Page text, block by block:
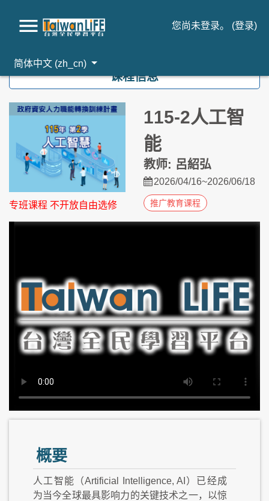
您尚未登录。 (登录)
简体中文 ‎(zh_cn)‎
课程信息
专班课程 不开放自由选修
115-2人工智
能
教师: 呂紹弘
2026/04/16~2026/06/18
推广教育课程
概要
人工智能（Artificial Intelligence, AI）已经成
为当今全球最具影响力的关键技术之一，以惊